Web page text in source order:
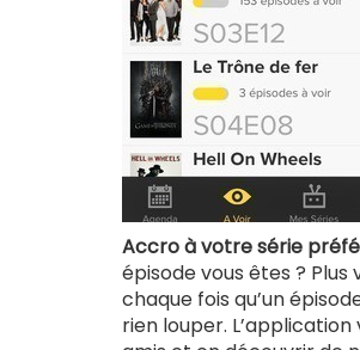
Accro à votre série
épisode vous êtes ?
chaque fois qu’un
rien louper.